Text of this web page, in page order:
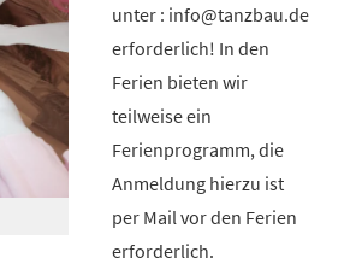
unter : info@tanzbau.de
erforderlich! In den
Ferien bieten wir
teilweise ein
Ferienprogramm, die
Anmeldung hierzu ist
per Mail vor den Ferien
erforderlich.